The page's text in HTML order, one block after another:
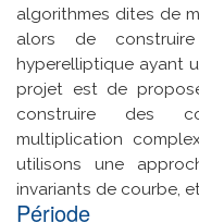
algorithmes dites de
alors de
hyperelliptique ayant
projet est de
construire des
multiplication
utilisons une
invariants de courbe,